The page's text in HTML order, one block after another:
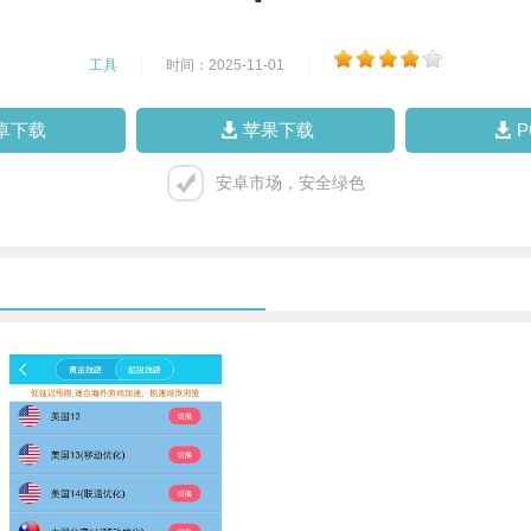
工具 时间：2025-11-01
下载 苹果下载
安卓市场，安全绿色